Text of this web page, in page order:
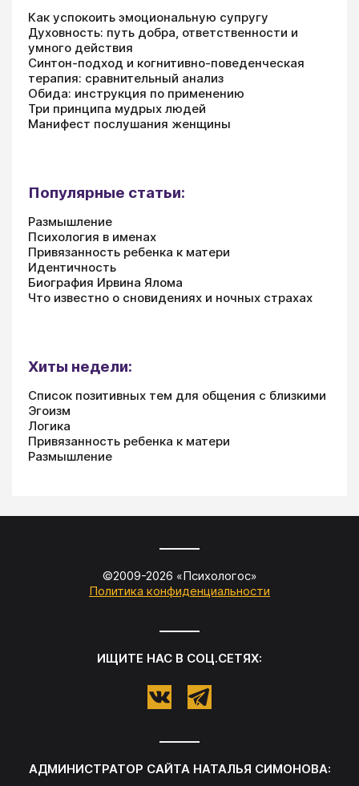
Как успокоить эмоциональную супругу
Духовность: путь добра, ответственности и
умного действия
Синтон-подход и когнитивно-поведенческая
терапия: сравнительный анализ
Обида: инструкция по применению
Три принципа мудрых людей
Манифест послушания женщины
Популярные статьи:
Размышление
Психология в именах
Привязанность ребенка к матери
Идентичность
Биография Ирвина Ялома
Что известно о сновидениях и ночных страхах
Хиты недели:
Список позитивных тем для общения с близкими
Эгоизм
Логика
Привязанность ребенка к матери
Размышление
©2009-2026 «Психологос»
Политика конфиденциальности
ИЩИТЕ НАС В СОЦ.СЕТЯХ:
АДМИНИСТРАТОР САЙТА НАТАЛЬЯ СИМОНОВА: